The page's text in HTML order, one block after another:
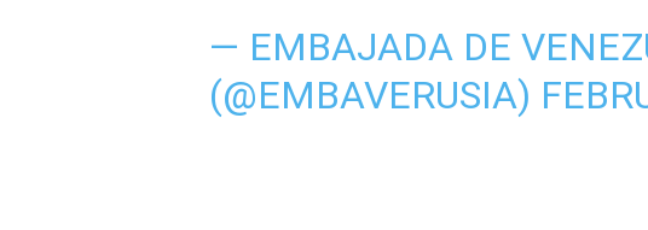
— EMBAJADA DE
(@EMBAVERUSIA)